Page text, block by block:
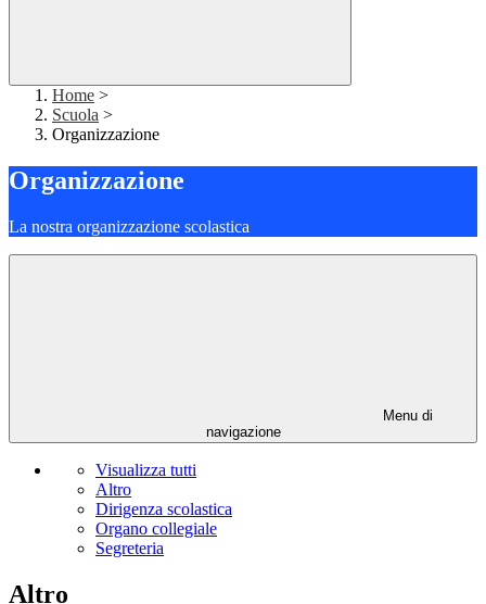
Home >
Scuola >
Organizzazione
Organizzazione
La nostra organizzazione scolastica
Menu di
navigazione
Visualizza tutti
Altro
Dirigenza scolastica
Organo collegiale
Segreteria
Altro